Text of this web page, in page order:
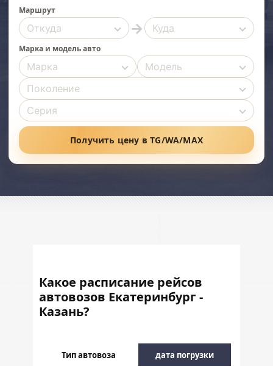
Маршрут
→
Марка и модель авто
Получить цену в TG/WA/MAX
Какое расписание рейсов
автовозов Екатеринбург -
Казань?
Тип автовоза дата погрузки